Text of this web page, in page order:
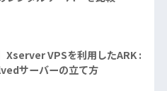
Xserver VPSを利用したARK :
サーバーの立て方